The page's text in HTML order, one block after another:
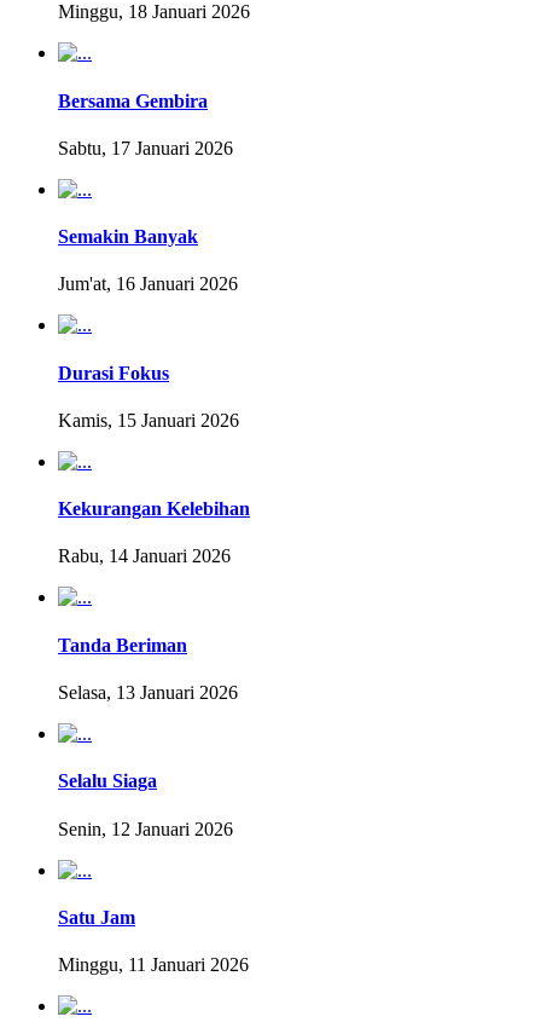
Minggu, 18 Januari 2026
Bersama Gembira
Sabtu, 17 Januari 2026
Semakin Banyak
Jum'at, 16 Januari 2026
Durasi Fokus
Kamis, 15 Januari 2026
Kekurangan Kelebihan
Rabu, 14 Januari 2026
Tanda Beriman
Selasa, 13 Januari 2026
Selalu Siaga
Senin, 12 Januari 2026
Satu Jam
Minggu, 11 Januari 2026